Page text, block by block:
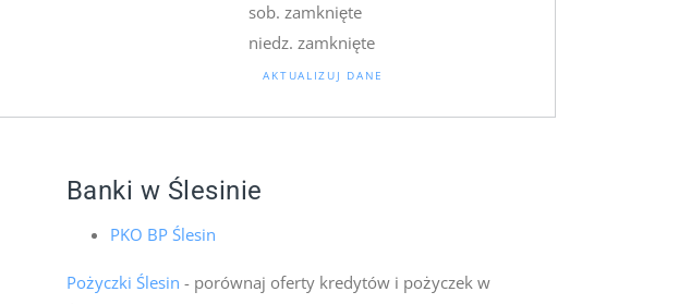
sob. zamknięte
niedz. zamknięte
AKTUALIZUJ DANE
Banki w Ślesinie
PKO BP Ślesin
Pożyczki Ślesin - porównaj oferty kredytów i pożyczek w